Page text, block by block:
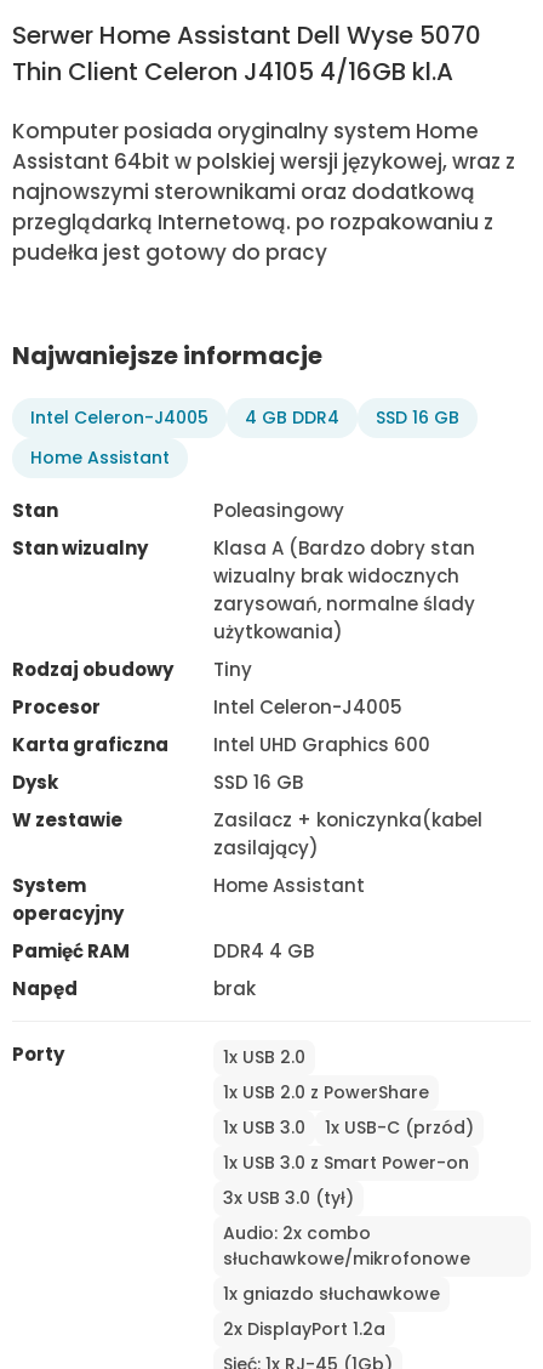
Serwer Home Assistant Dell Wyse 5070
Thin Client Celeron J4105 4/16GB kl.A
Komputer posiada oryginalny system Home
Assistant 64bit w polskiej wersji językowej, wraz z
najnowszymi sterownikami oraz dodatkową
przeglądarką Internetową. po rozpakowaniu z
pudełka jest gotowy do pracy
Najwaniejsze informacje
Intel Celeron-J4005 4 GB DDR4
SSD 16 GB
Home Assistant
Stan
Poleasingowy
Stan wizualny
Klasa A (Bardzo dobry stan
wizualny brak widocznych
zarysowań, normalne ślady
użytkowania)
Rodzaj obudowy
Tiny
Procesor
Intel Celeron-J4005
Karta graficzna
Intel UHD Graphics 600
Dysk
SSD 16 GB
W zestawie
Zasilacz + koniczynka(kabel
zasilający)
System
operacyjny
Home Assistant
Pamięć RAM
DDR4 4 GB
Napęd
brak
Porty
1x USB 2.0
1x USB 2.0 z PowerShare
1x USB 3.0
1x USB-C (przód)
1x USB 3.0 z Smart Power-on
3x USB 3.0 (tył)
Audio: 2x combo
słuchawkowe/mikrofonowe
1x gniazdo słuchawkowe
2x DisplayPort 1.2a